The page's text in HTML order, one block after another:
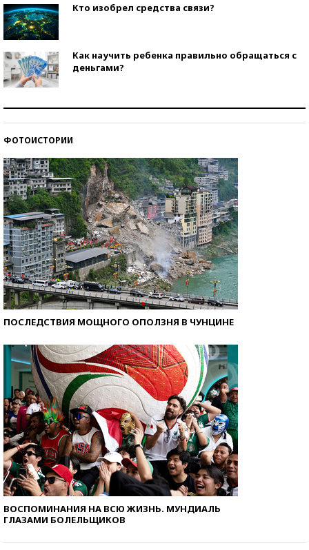
Кто изобрел средства связи?
Как научить ребенка правильно обращаться с
деньгами?
ФОТОИСТОРИИ
ПОСЛЕДСТВИЯ МОЩНОГО ОПОЛЗНЯ В ЧУНЦИНЕ
ВОСПОМИНАНИЯ НА ВСЮ ЖИЗНЬ. МУНДИАЛЬ
ГЛАЗАМИ БОЛЕЛЬЩИКОВ